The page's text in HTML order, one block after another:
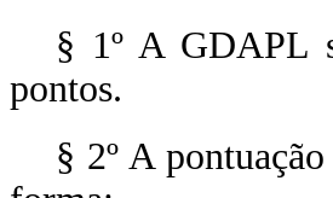
§ 1º A GDAPL
pontos.
§ 2º A